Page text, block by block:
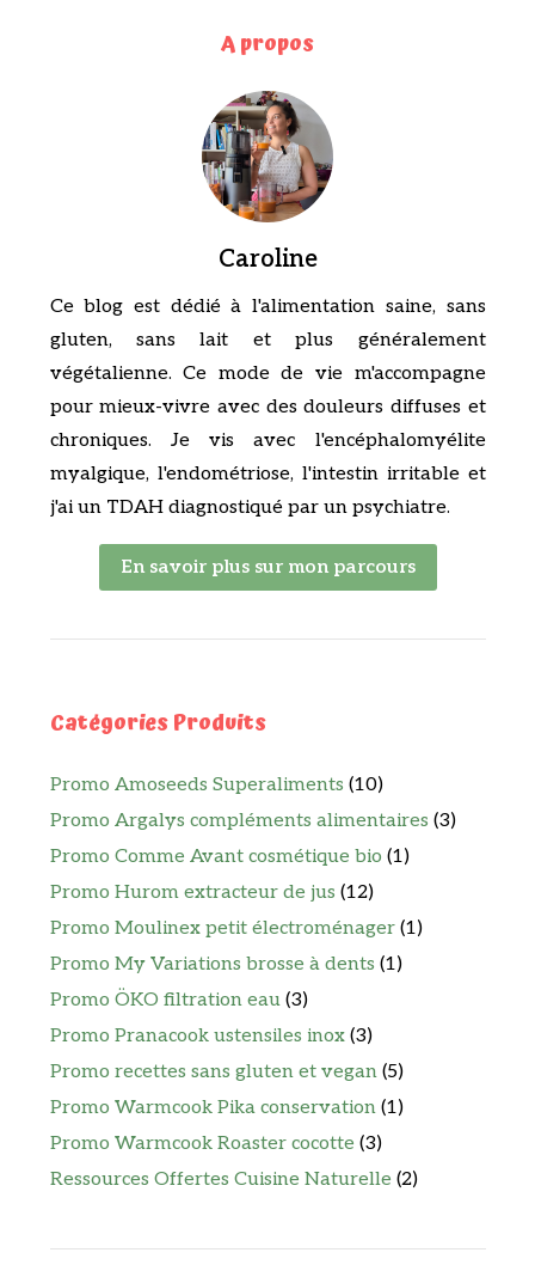
A propos
Caroline
Ce blog est dédié à l'alimentation saine, sans
gluten, sans lait et plus généralement
végétalienne. Ce mode de vie m'accompagne
pour mieux-vivre avec des douleurs diffuses et
chroniques. Je vis avec l'encéphalomyélite
myalgique, l'endométriose, l'intestin irritable et
j'ai un TDAH diagnostiqué par un psychiatre.
En savoir plus sur mon parcours
Catégories Produits
Promo Amoseeds Superaliments (10)
Promo Argalys compléments alimentaires (3)
Promo Comme Avant cosmétique bio (1)
Promo Hurom extracteur de jus (12)
Promo Moulinex petit électroménager (1)
Promo My Variations brosse à dents (1)
Promo ÖKO filtration eau (3)
Promo Pranacook ustensiles inox (3)
Promo recettes sans gluten et vegan (5)
Promo Warmcook Pika conservation (1)
Promo Warmcook Roaster cocotte (3)
Ressources Offertes Cuisine Naturelle (2)